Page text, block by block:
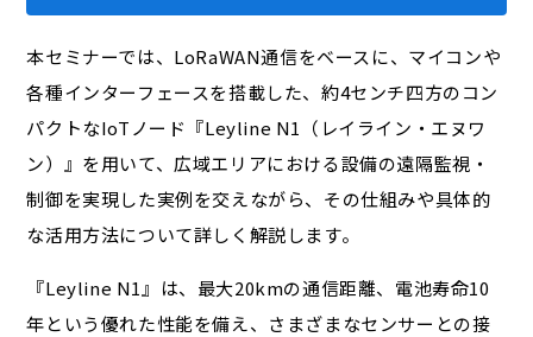
本セミナーでは、LoRaWAN通信をベースに、マイコンや
各種インターフェースを搭載した、約4センチ四方のコン
パクトなIoTノード『Leyline N1（レイライン・エヌワ
ン）』を用いて、広域エリアにおける設備の遠隔監視・
制御を実現した実例を交えながら、その仕組みや具体的
な活用方法について詳しく解説します。
『Leyline N1』は、最大20kmの通信距離、電池寿命10
年という優れた性能を備え、さまざまなセンサーとの接